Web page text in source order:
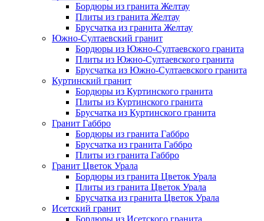
Бордюры из гранита Желтау
Плиты из гранита Желтау
Брусчатка из гранита Желтау
Южно-Султаевский гранит
Бордюры из Южно-Султаевского гранита
Плиты из Южно-Султаевского гранита
Брусчатка из Южно-Султаевского гранита
Куртинский гранит
Бордюры из Куртинского гранита
Плиты из Куртинского гранита
Брусчатка из Куртинского гранита
Гранит Габбро
Бордюры из гранита Габбро
Брусчатка из гранита Габбро
Плиты из гранита Габбро
Гранит Цветок Урала
Бордюры из гранита Цветок Урала
Плиты из гранита Цветок Урала
Брусчатка из гранита Цветок Урала
Исетский гранит
Бордюры из Исетского гранита